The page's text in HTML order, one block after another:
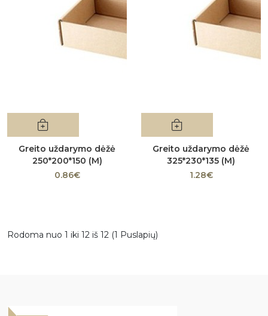
Greito uždarymo dėžė
250*200*150 (M)
0.86€
Greito uždarymo dėžė
325*230*135 (M)
1.28€
Rodoma nuo 1 iki 12 iš 12 (1 Puslapių)